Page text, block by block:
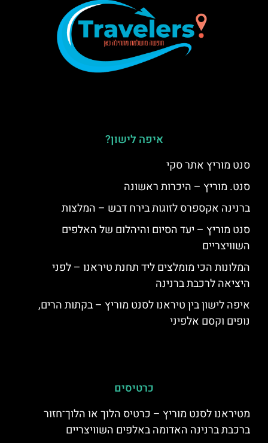
איפה לישון?
סנט מוריץ אתר סקי
סנט. מוריץ – היכרות ראשונה
ברנינה אקספרס לזוגות בירח דבש – המלצות
סנט מוריץ – יעד הסיום והיהלום של האלפים
השוויצריים
המלונות הכי מומלצים ליד תחנת טיראנו – לפני
היציאה לרכבת ברנינה
איפה לישון בין טיראנו לסנט מוריץ – בקתות הרים,
נופים וקסם אלפיני
כרטיסים
מטיראנו לסנט מוריץ – כרטיס הלוך או הלוך־חזור
ברכבת ברנינה האדומה באלפים השוויצריים